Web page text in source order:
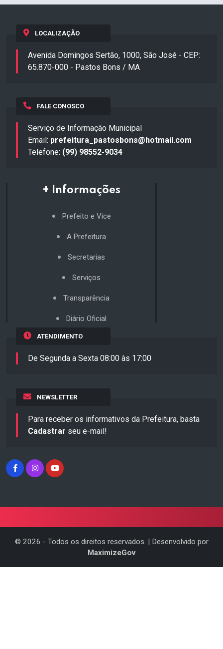
LOCALIZAÇÃO
Avenida Domingos Sertão, 1000, São José - CEP:
65.870-000 - Pastos Bons / MA
FALE CONOSCO
Serviço de Informação Municipal
Email: prefeitura_pastosbons@hotmail.com
Telefone: (99) 98552-9034
+ Informações
Prefeito e Vice
A Prefeitura
Secretarias
Serviços
Transparência
Diário Oficial
ATENDIMENTO
De Segunda a Sexta 08:00 às 17:00
NEWSLETTER
Para receber os informativos da Prefeitura, basta
Cadastrar seu e-mail!
© 2026 - Todos os direitos reservados. | Desenvolvido por
MaximizeGov